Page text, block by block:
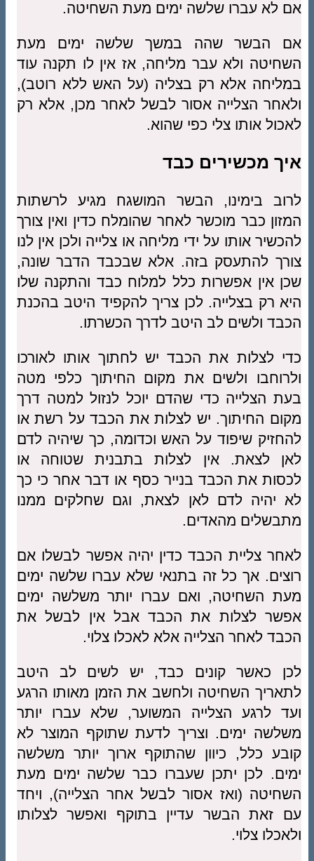
אם לא עברו שלשה ימים מעת השחיטה.
אם הבשר שהה במשך שלשה ימים מעת
השחיטה ולא עבר מליחה, אז אין לו תקנה עוד
במליחה אלא רק בצליה (על האש ללא רוטב),
ולאחר הצלייה אסור לבשל לאחר מכן, אלא רק
לאכול אותו צלי כפי שהוא.
איך מכשירים כבד
לרוב בימינו, הבשר המושגח מגיע לרשתות
המזון כבר מוכשר לאחר שהומלח כדין ואין צורך
להכשיר אותו על ידי מליחה או צלייה ולכן אין לנו
צורך להתעסק בזה. אלא שבכבד הדבר שונה,
שכן אין אפשרות כלל למלוח כבד והתקנה שלו
היא רק בצלייה. לכן צריך להקפיד היטב בהכנת
הכבד ולשים לב היטב לדרך הכשרתו.
כדי לצלות את הכבד יש לחתוך אותו לאורכו
ולרוחבו ולשים את מקום החיתוך כלפי מטה
בעת הצלייה כדי שהדם יוכל לנזול למטה דרך
מקום החיתוך. יש לצלות את הכבד על רשת או
להחזיק שיפוד על האש וכדומה, כך שיהיה לדם
לאן לצאת. אין לצלות בתבנית שטוחה או
לכסות את הכבד בנייר כסף או דבר אחר כי כך
לא יהיה לדם לאן לצאת, וגם שחלקים ממנו
מתבשלים מהאדים.
לאחר צליית הכבד כדין יהיה אפשר לבשלו אם
רוצים. אך כל זה בתנאי שלא עברו שלשה ימים
מעת השחיטה, ואם עברו יותר משלשה ימים
אפשר לצלות את הכבד אבל אין לבשל את
הכבד לאחר הצלייה אלא לאכלו צלוי.
לכן כאשר קונים כבד, יש לשים לב היטב
לתאריך השחיטה ולחשב את הזמן מאותו הרגע
ועד לרגע הצלייה המשוער, שלא עברו יותר
משלשה ימים. וצריך לדעת שתוקף המוצר לא
קובע כלל, כיוון שהתוקף ארוך יותר משלשה
ימים. לכן יתכן שעברו כבר שלשה ימים מעת
השחיטה (ואז אסור לבשל אחר הצלייה), ויחד
עם זאת הבשר עדיין בתוקף ואפשר לצלותו
ולאכלו צלוי.